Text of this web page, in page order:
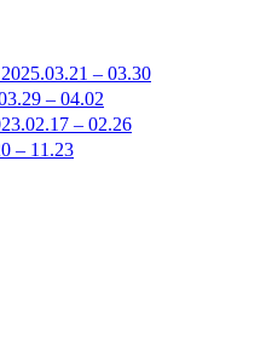
– 03.30
– 04.02
– 02.26
– 11.23